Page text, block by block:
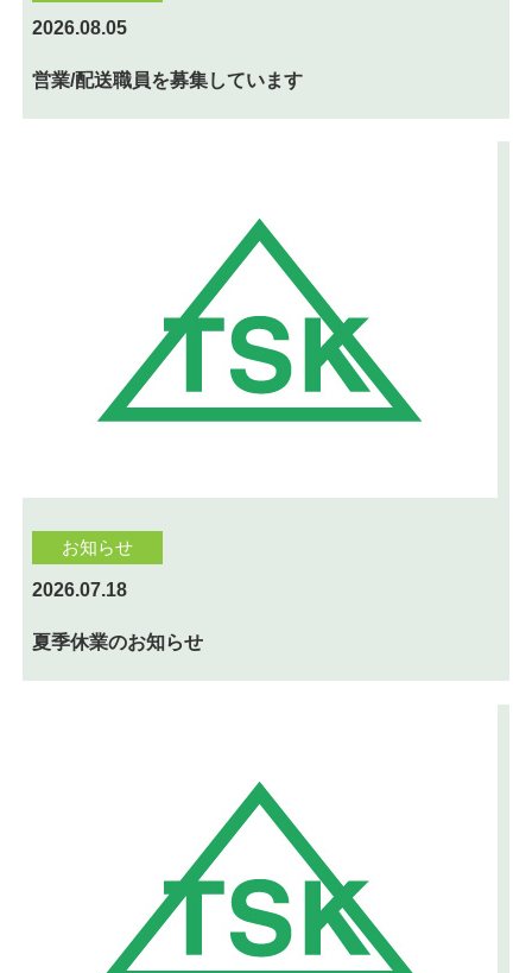
2026.08.05
営業/配送職員を募集しています
お知らせ
2026.07.18
夏季休業のお知らせ